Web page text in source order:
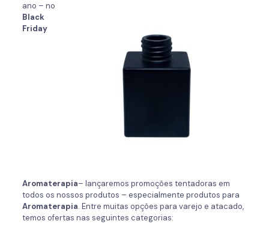
ano – no
Black
Friday
Aromaterapia– lançaremos promoções tentadoras em
todos os nossos produtos – especialmente produtos para
Aromaterapia. Entre muitas opções para varejo e atacado,
temos ofertas nas seguintes categorias: